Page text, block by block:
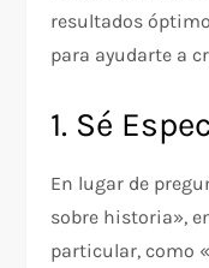
resultados
para ayudarte a
1. Sé
En lugar de
sobre historia»,
particular, como